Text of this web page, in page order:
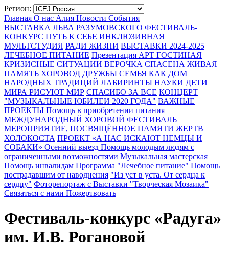
Регион:
Главная О нас Алия Новости События
ВЫСТАВКА ЛЬВА РАЗУМОВСКОГО ФЕСТИВАЛЬ-
КОНКУРС ПУТЬ К СЕБЕ ИНКЛЮЗИВНАЯ
МУЛЬТСТУДИЯ РАДИ ЖИЗНИ ВЫСТАВКИ 2024-2025
ЛЕЧЕБНОЕ ПИТАНИЕ Презентация АРТ ГОСТИНАЯ
КРИЗИСНЫЕ СИТУАЦИИ ВЕРОЧКА СПАСЕНА ЖИВАЯ
ПАМЯТЬ ХОРОВОД ДРУЖБЫ СЕМЬЯ КАК ДОМ
НАРОДНЫХ ТРАДИЦИЙ ЛАБИРИНТЫ НАУКИ ДЕТИ
МИРА РИСУЮТ МИР СПАСИБО ЗА ВСЕ КОНЦЕРТ
"МУЗЫКАЛЬНЫЕ ЮБИЛЕИ 2020 ГОДА" ВАЖНЫЕ
ПРОЕКТЫ Помощь в приобретении питания
МЕЖДУНАРОДНЫЙ ХОРОВОЙ ФЕСТИВАЛЬ
МЕРОПРИЯТИЕ, ПОСВЯЩЁННОЕ ПАМЯТИ ЖЕРТВ
ХОЛОКОСТА ПРОЕКТ «А НАС ИСКАЮТ НЕМЦЫ И
СОБАКИ» Осенний выезд Помощь молодым людям с
ограниченными возможностями Музыкальная мастерская
Помощь инвалидам Программа "Лечебное питание" Помощь
пострадавшим от наводнения "Из уст в уста. От сердца к
сердцу" Фоторепортаж с Выставки "Творческая Мозаика"
Связаться с нами Пожертвовать
Фестиваль-конкурс «Радуга»
им. И.В. Рогановой